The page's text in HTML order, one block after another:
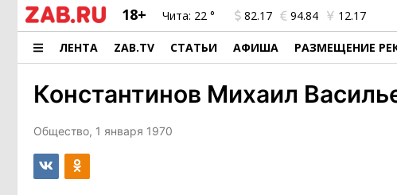
18+ Чита: 22 ° 82.17 94.84 12.17
ЛЕНТА ZAB.TV СТАТЬИ АФИША РАЗМЕЩЕНИЕ
Константинов Михаил
Общество, 1 января 1970